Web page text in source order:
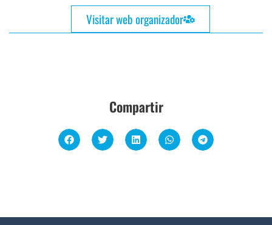
Visitar web organizador
Compartir